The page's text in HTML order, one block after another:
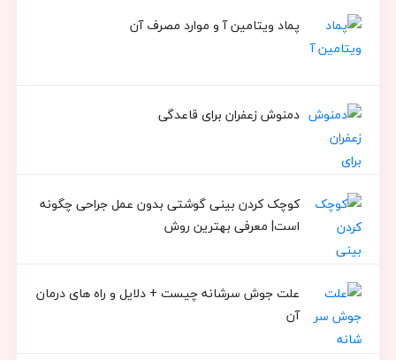
پماد ویتامین آ و موارد مصرف آن
دمنوش زعفران برای قاعدگی
کوچک کردن بینی گوشتی بدون عمل جراحی چگونه
است| معرفی بهترین روش
علت جوش سرشانه چیست + دلایل و راه های درمان
آن